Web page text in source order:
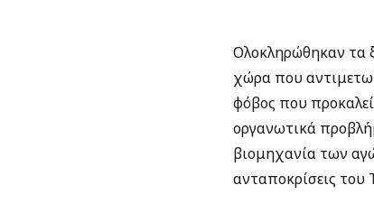
Ολοκληρώθηκαν τα
χώρα που
φόβος που
οργανωτικά
βιομηχανία των
ανταποκρίσεις του